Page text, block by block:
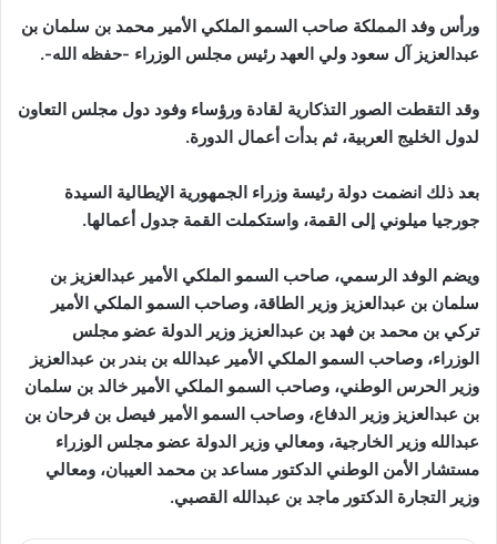
ورأس وفد المملكة صاحب السمو الملكي الأمير محمد بن سلمان بن
عبدالعزيز آل سعود ولي العهد رئيس مجلس الوزراء -حفظه الله-.
وقد التقطت الصور التذكارية لقادة ورؤساء وفود دول مجلس التعاون
لدول الخليج العربية، ثم بدأت أعمال الدورة.
بعد ذلك انضمت دولة رئيسة وزراء الجمهورية الإيطالية السيدة
جورجيا ميلوني إلى القمة، واستكملت القمة جدول أعمالها.
ويضم الوفد الرسمي، صاحب السمو الملكي الأمير عبدالعزيز بن
سلمان بن عبدالعزيز وزير الطاقة، وصاحب السمو الملكي الأمير
تركي بن محمد بن فهد بن عبدالعزيز وزير الدولة عضو مجلس
الوزراء، وصاحب السمو الملكي الأمير عبدالله بن بندر بن عبدالعزيز
وزير الحرس الوطني، وصاحب السمو الملكي الأمير خالد بن سلمان
بن عبدالعزيز وزير الدفاع، وصاحب السمو الأمير فيصل بن فرحان بن
عبدالله وزير الخارجية، ومعالي وزير الدولة عضو مجلس الوزراء
مستشار الأمن الوطني الدكتور مساعد بن محمد العيبان، ومعالي
وزير التجارة الدكتور ماجد بن عبدالله القصبي.